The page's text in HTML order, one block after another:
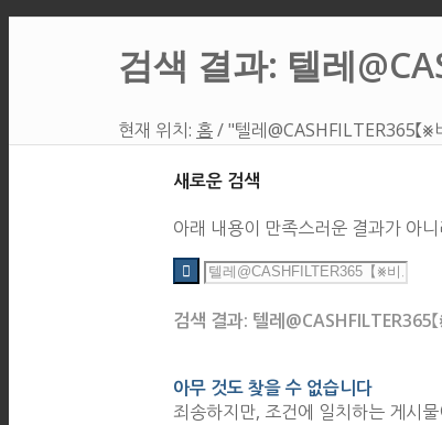
검색 결과: 텔레
현재 위치: 홈/"텔레@CASHFILTER365【
새로운 검색
아래 내용이 만족스러운 결과가 아
검색 결과: 텔레@CASHFILTER365
아무 것도 찾을 수 없습니다
죄송하지만, 조건에 일치하는 게시